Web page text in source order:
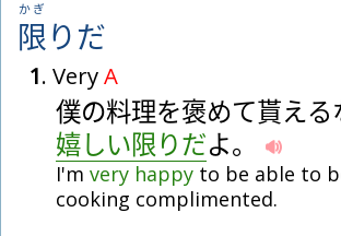
限
かぎ
りだ
1. VeryA
僕の料理を褒めて貰える
嬉しい限りだよ。
I'm very happy to be able to
cooking complimented.